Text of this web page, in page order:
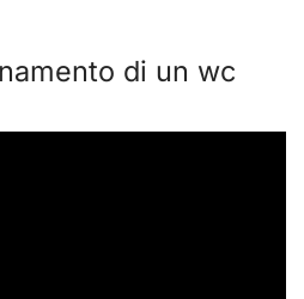
di un wc